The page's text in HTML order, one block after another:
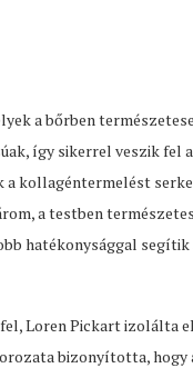
a bőrben
így sikerrel veszik fel
a kollagéntermelést
a testben
hatékonysággal segítik
Loren Pickart izolálta
bizonyította, hogy